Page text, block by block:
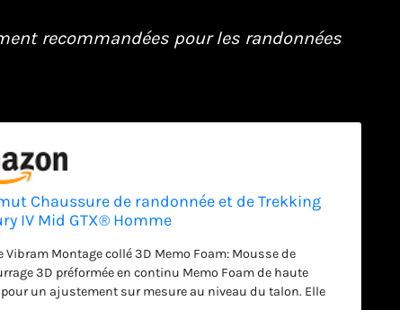
recommandées pour les randonnées
Chaussure de randonnée et de Trekking
IV Mid GTX® Homme
Vibram Montage collé 3D Memo Foam: Mousse de
3D préformée en continu Memo Foam de haute
un ajustement sur mesure au niveau du talon. Elle